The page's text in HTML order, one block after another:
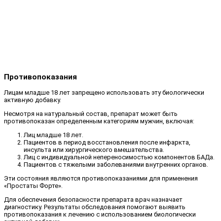
Противопоказания
Лицам младше 18 лет запрещено использовать эту биологически
активную добавку.
Несмотря на натуральный состав, препарат может быть
противопоказан определенным категориям мужчин, включая:
Лиц младше 18 лет.
Пациентов в период восстановления после инфаркта,
инсульта или хирургического вмешательства.
Лиц с индивидуальной непереносимостью компонентов БАДа.
Пациентов с тяжелыми заболеваниями внутренних органов.
Эти состояния являются противопоказаниями для применения
«Простаты Форте».
Для обеспечения безопасности препарата врач назначает
диагностику. Результаты обследования помогают выявить
противопоказания к лечению с использованием биологически